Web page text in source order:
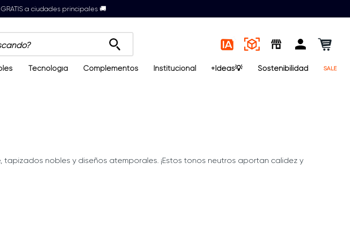
a ciudades principales 🚚
Tecnología Complementos Institucional +Ideas💡 Sostenibilidad SALE
tapizados nobles y diseños atemporales. ¡Estos tonos neutros aportan calidez y